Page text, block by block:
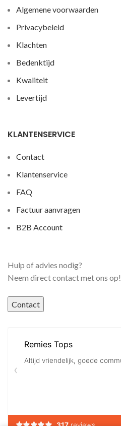
Algemene voorwaarden
Privacybeleid
Klachten
Bedenktijd
Kwaliteit
Levertijd
KLANTENSERVICE
Contact
Klantenservice
FAQ
Factuur aanvragen
B2B Account
Hulp of advies nodig?
Neem direct contact met ons op!
Contact